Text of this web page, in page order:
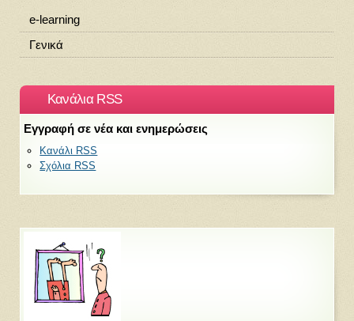
e-learning
Γενικά
Κανάλια RSS
Εγγραφή σε νέα και ενημερώσεις
Κανάλι RSS
Σχόλια RSS